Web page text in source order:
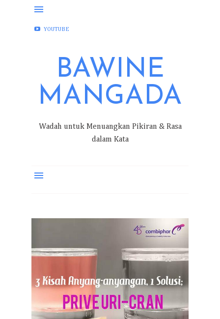
FACEBOOK
YOUTUBE
BAWINE
MANGADA
Wadah untuk Menuangkan Pikiran & Rasa
dalam Kata